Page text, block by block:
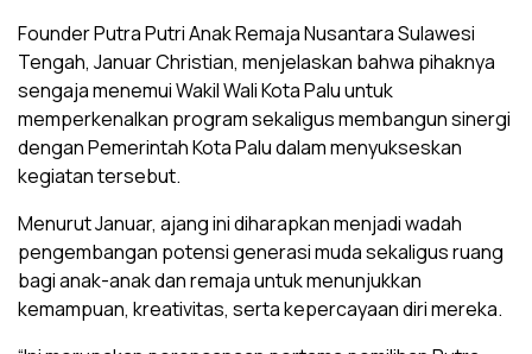
Founder Putra Putri Anak Remaja Nusantara Sulawesi
Tengah, Januar Christian, menjelaskan bahwa pihaknya
sengaja menemui Wakil Wali Kota Palu untuk
memperkenalkan program sekaligus membangun sinergi
dengan Pemerintah Kota Palu dalam menyukseskan
kegiatan tersebut.
Menurut Januar, ajang ini diharapkan menjadi wadah
pengembangan potensi generasi muda sekaligus ruang
bagi anak-anak dan remaja untuk menunjukkan
kemampuan, kreativitas, serta kepercayaan diri mereka.